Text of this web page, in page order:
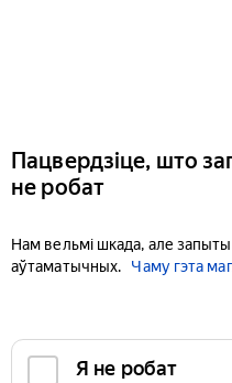
Пацвердзіце, што
не робат
Нам вельмі шкада, але
аўтаматычных.
Чаму гэта
Я не робат